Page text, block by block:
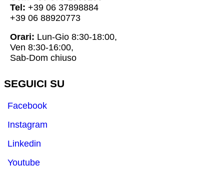
Tel: +39 06 37898884
+39 06 88920773
Orari: Lun-Gio 8:30-18:00,
Ven 8:30-16:00,
Sab-Dom chiuso
SEGUICI SU
Facebook
Instagram
Linkedin
Youtube